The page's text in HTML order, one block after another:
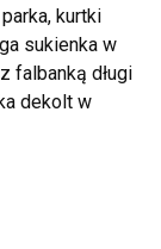
kurtki
sukienka w
falbanką długi
dekolt w